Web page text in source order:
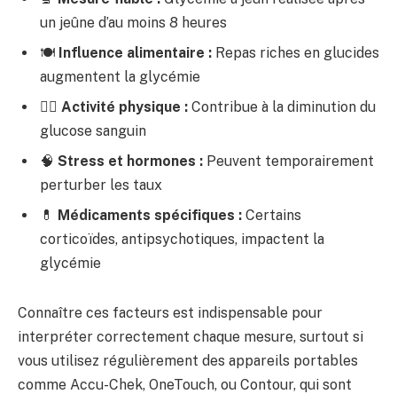
un jeûne d’au moins 8 heures
🍽️ Influence alimentaire : Repas riches en glucides
augmentent la glycémie
🏃‍♂️ Activité physique : Contribue à la diminution du
glucose sanguin
🧠 Stress et hormones : Peuvent temporairement
perturber les taux
💊
Médicaments spécifiques : Certains
corticoïdes, antipsychotiques, impactent la
glycémie
Connaître ces facteurs est indispensable pour
interpréter correctement chaque mesure, surtout si
vous utilisez régulièrement des appareils portables
comme Accu-Chek, OneTouch, ou Contour, qui sont